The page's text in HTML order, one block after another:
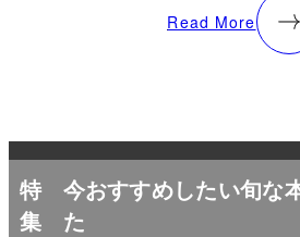
Read More
特
集
今おすすめしたい旬な
た